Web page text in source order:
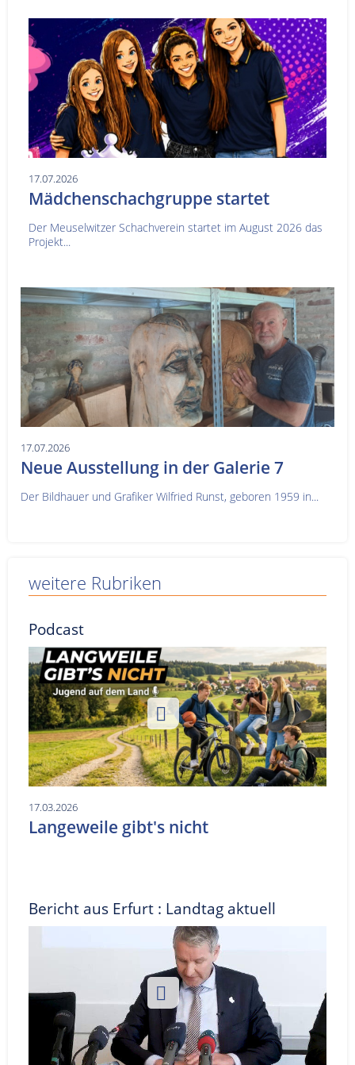
17.07.2026
Mädchenschachgruppe startet
Der Meuselwitzer Schachverein startet im August 2026 das
Projekt...
17.07.2026
Neue Ausstellung in der Galerie 7
Der Bildhauer und Grafiker Wilfried Runst, geboren 1959 in...
weitere Rubriken
Podcast
17.03.2026
Langeweile gibt's nicht
Bericht aus Erfurt : Landtag aktuell